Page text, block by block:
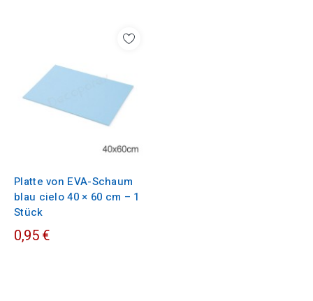
Platte von EVA-Schaum
blau cielo 40 × 60 cm – 1
Stück
0,95 €